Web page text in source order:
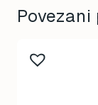
This